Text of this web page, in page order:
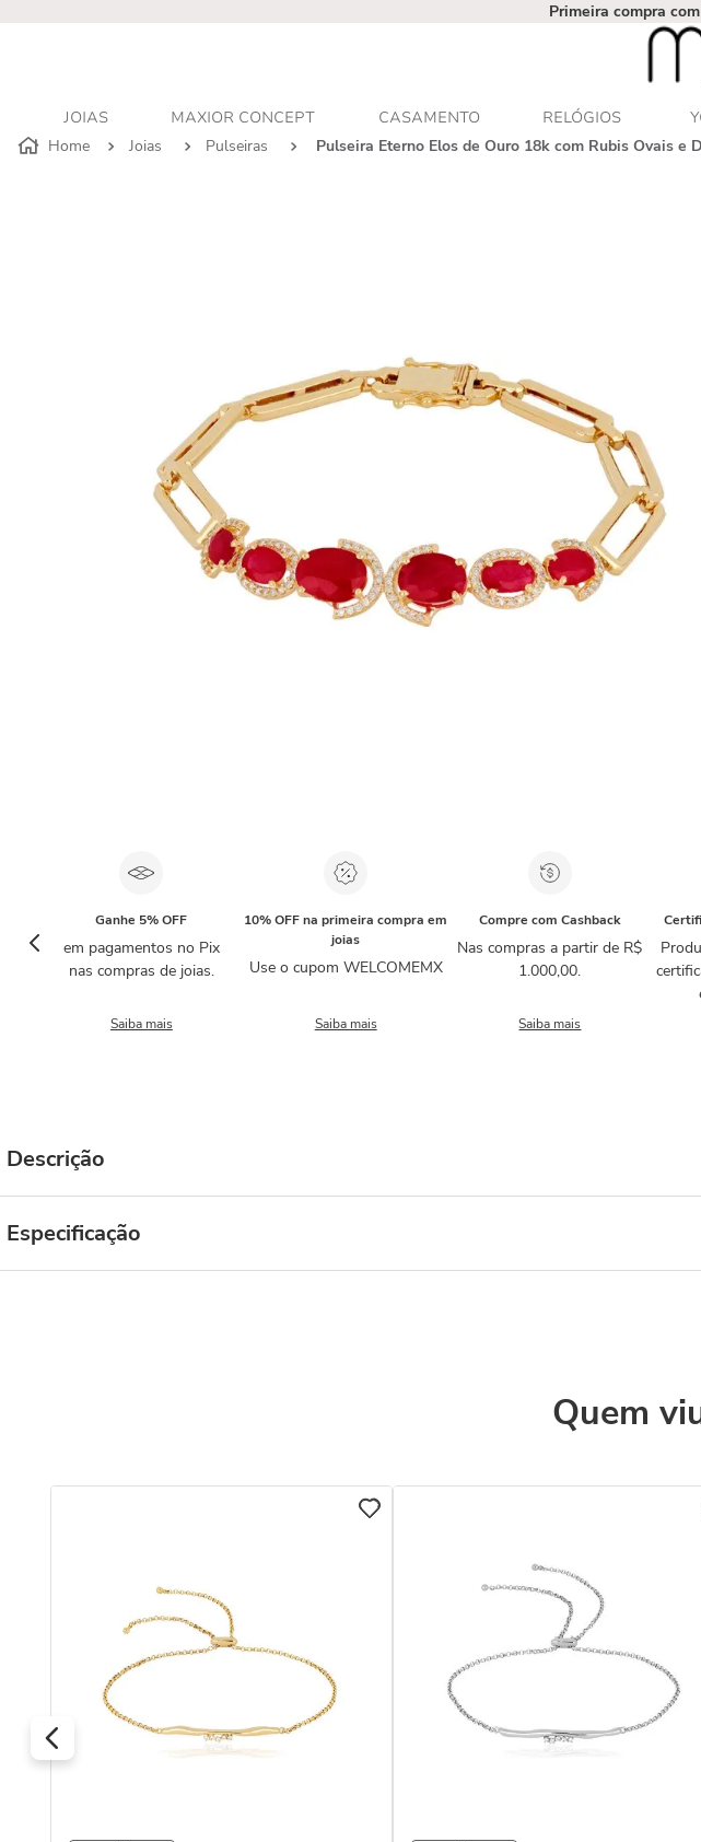
Primeira compra
JOIAS MAXIOR CONCEPT CASAMENTO RELÓGIOS
Joias
Pulseiras Pulseira Eterno Elos de Ouro 18k com Rubis Ovais e
Ganhe 5% OFF
em pagamentos no Pix
nas compras de joias.
Saiba mais
10% OFF na primeira compra em
joias
Use o cupom WELCOMEMX
Saiba mais
Compre com Cashback
Nas compras a partir de R$
1.000,00.
Saiba mais
Descrição
Especificação
Quem